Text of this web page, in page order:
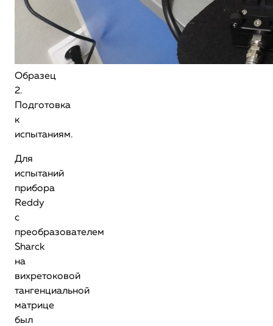
Образец
2.
Подготовка
к
испытаниям.
Для
испытаний
прибора
Reddy
с
преобразователем
Sharck
на
вихретоковой
тангенциальной
матрице
был